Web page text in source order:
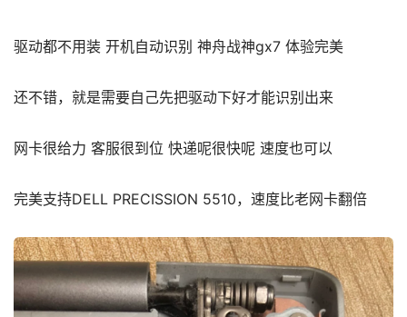
驱动都不用装 开机自动识别 神舟战神gx7 体验完美
还不错，就是需要自己先把驱动下好才能识别出来
网卡很给力 客服很到位 快递呢很快呢 速度也可以
完美支持DELL PRECISSION 5510，速度比老网卡翻倍